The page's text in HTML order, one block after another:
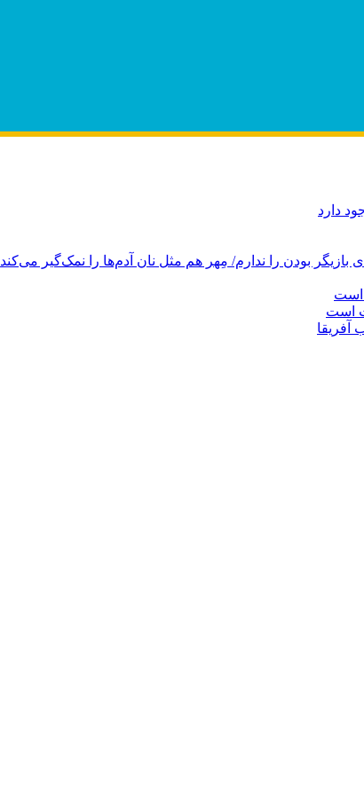
دارد
بودن را ندارم/ مِهر هم مثل نان آدم‌ها را نمک‌گیر می‌کند
است
است
آفریقا